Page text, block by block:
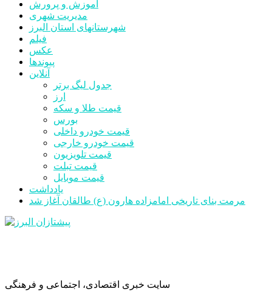
آموزش و پرورش
مدیریت شهری
شهرستانهای استان البرز
فیلم
عکس
پیوندها
آنلاین
جدول لیگ برتر
ارز
قیمت طلا و سکه
بورس
قیمت خودرو داخلی
قیمت خودرو خارجی
قیمت تلویزیون
قیمت تبلت
قیمت موبایل
یادداشت
مرمت بنای تاریخی امامزاده هارون (ع) طالقان آغاز شد
سایت خبری اقتصادی، اجتماعی و فرهنگی